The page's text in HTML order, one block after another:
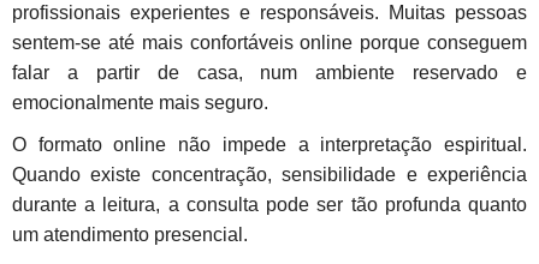
profissionais experientes e responsáveis. Muitas pessoas
sentem-se até mais confortáveis online porque conseguem
falar a partir de casa, num ambiente reservado e
emocionalmente mais seguro.
O formato online não impede a interpretação espiritual.
Quando existe concentração, sensibilidade e experiência
durante a leitura, a consulta pode ser tão profunda quanto
um atendimento presencial.